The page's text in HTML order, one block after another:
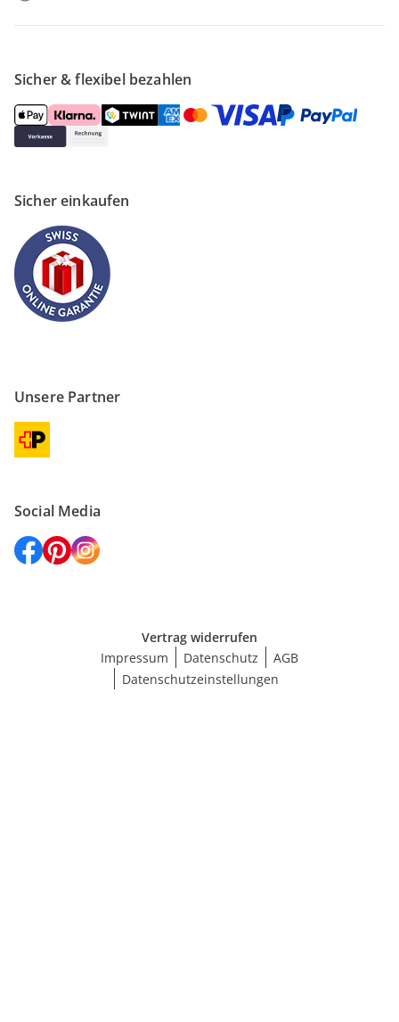
Sicher & flexibel bezahlen
Sicher einkaufen
Unsere Partner
Social Media
Vertrag widerrufen
Impressum
Datenschutz
AGB
Datenschutzeinstellungen